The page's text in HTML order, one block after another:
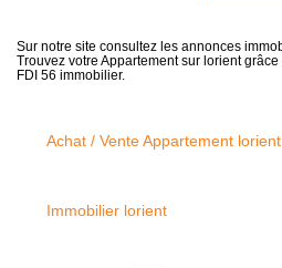
NOTRE
Créer une alerte
Sur notre site consultez les annonces
Trouvez votre Appartement sur lorient
FDI 56 immobilier.
Achat / Vente Appartement lorient
Immobilier lorient